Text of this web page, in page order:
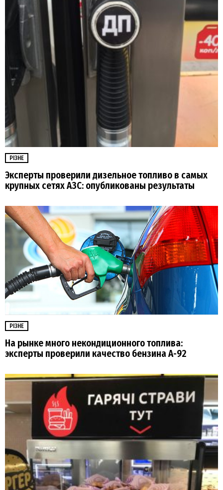
РІЗНЕ
Эксперты проверили дизельное топливо в самых
крупных сетях АЗС: опубликованы результаты
РІЗНЕ
На рынке много некондиционного топлива:
эксперты проверили качество бензина А-92